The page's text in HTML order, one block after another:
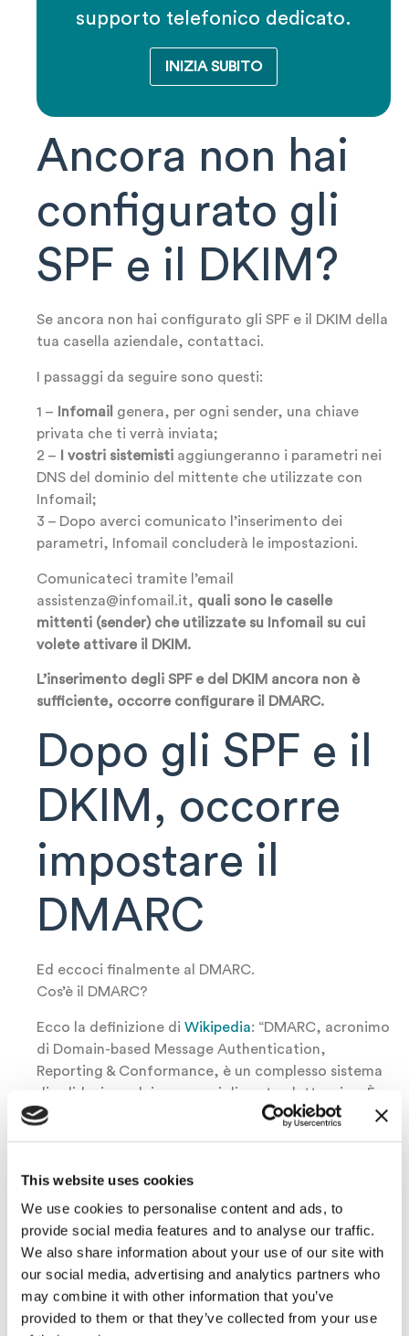
This website uses cookies
We use cookies to personalise content and ads, to
provide social media features and to analyse our traffic.
We also share information about your use of our site with
our social media, advertising and analytics partners who
may combine it with other information that you’ve
provided to them or that they’ve collected from your use
supporto telefonico dedicato.
INIZIA SUBITO
Ancora non hai
configurato gli
SPF e il DKIM?
Se ancora non hai configurato gli SPF e il DKIM della
tua casella aziendale, contattaci.
I passaggi da seguire sono questi:
1 – Infomail genera, per ogni sender, una chiave
privata che ti verrà inviata;
2 –
I vostri sistemisti aggiungeranno i parametri nei
DNS del dominio del mittente che utilizzate con
Infomail;
3 – Dopo averci comunicato l’inserimento dei
parametri, Infomail concluderà le impostazioni.
Comunicateci tramite l’email
assistenza@infomail.it, quali sono le caselle
mittenti (sender) che utilizzate su Infomail su cui
volete attivare il DKIM.
L’inserimento degli SPF e del DKIM ancora non è
sufficiente, occorre configurare il DMARC.
Dopo gli SPF e il
DKIM, occorre
impostare il
DMARC
Ed eccoci finalmente al DMARC.
Cos’è il DMARC?
Ecco la definizione di Wikipedia: “DMARC, acronimo
di Domain-based Message Authentication,
Reporting & Conformance, è un complesso sistema
di validazione dei messaggi di posta elettronica. È
stato sviluppato principalmente per contrastare
deve avvenire successivamente) occorre inserire
un’ultima stringa nei DNS: occorreimpostare il
DMARC.
Perimpostare il DMARCoccorre
TXT